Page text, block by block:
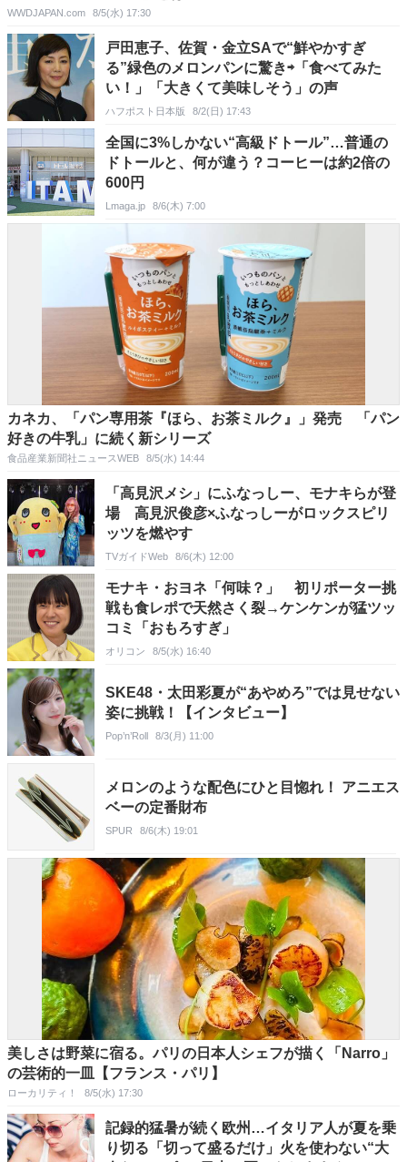
WWDJAPAN.com 8/5(水) 17:30
戸田恵子、佐賀・金立SAで“鮮やかすぎ
る”緑色のメロンパンに驚き⇨「食べてみた
い！」「大きくて美味しそう」の声
ハフポスト日本版 8/2(日) 17:43
全国に3%しかない“高級ドトール”…普通の
ドトールと、何が違う？コーヒーは約2倍の
600円
Lmaga.jp 8/6(木) 7:00
カネカ、「パン専用茶『ほら、お茶ミルク』」発売 「パン
好きの牛乳」に続く新シリーズ
食品産業新聞社ニュースWEB 8/5(水) 14:44
「高見沢メシ」にふなっしー、モナキらが登
場 高見沢俊彦×ふなっしーがロックスピリ
ッツを燃やす
TVガイドWeb 8/6(木) 12:00
モナキ・おヨネ「何味？」 初リポーター挑
戦も食レポで天然さく裂→ケンケンが猛ツッ
コミ「おもろすぎ」
オリコン 8/5(水) 16:40
SKE48・太田彩夏が“あやめろ”では見せない
姿に挑戦！【インタビュー】
Pop’n’Roll 8/3(月) 11:00
メロンのような配色にひと目惚れ！ アニエス
ベーの定番財布
SPUR 8/6(木) 19:01
美しさは野菜に宿る。パリの日本人シェフが描く「Narro」
の芸術的一皿【フランス・パリ】
ローカリティ！ 8/5(水) 17:30
記録的猛暑が続く欧州…イタリア人が夏を乗
り切る「切って盛るだけ」火を使わない“大